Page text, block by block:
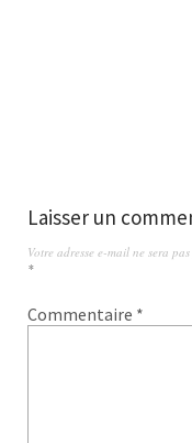
Laisser un
Votre adresse e-mail ne sera
*
Commentaire *